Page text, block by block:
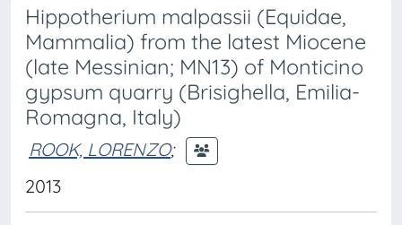
Hippotherium malpassii (Equidae,
Mammalia) from the latest Miocene
(late Messinian; MN13) of Monticino
gypsum quarry (Brisighella, Emilia-
Romagna, Italy)
ROOK, LORENZO;
2013